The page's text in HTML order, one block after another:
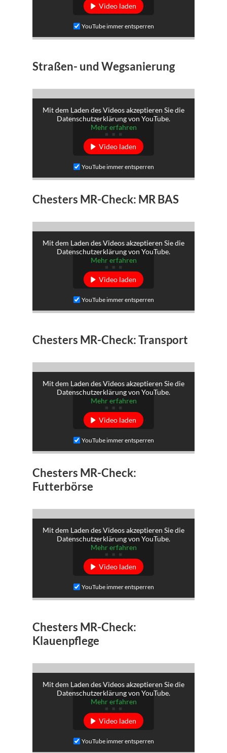
Video laden
YouTube immer entsperren
Straßen- und Wegsanierung
Mit dem Laden des Videos akzeptieren Sie die
Datenschutzerklärung von YouTube.
Mehr erfahren
Video laden
YouTube immer entsperren
Chesters MR-Check: MR BAS
Mit dem Laden des Videos akzeptieren Sie die
Datenschutzerklärung von YouTube.
Mehr erfahren
Video laden
YouTube immer entsperren
Chesters MR-Check: Transport
Mit dem Laden des Videos akzeptieren Sie die
Datenschutzerklärung von YouTube.
Mehr erfahren
Video laden
YouTube immer entsperren
Chesters MR-Check:
Futterbörse
Mit dem Laden des Videos akzeptieren Sie die
Datenschutzerklärung von YouTube.
Mehr erfahren
Video laden
YouTube immer entsperren
Chesters MR-Check:
Klauenpflege
Mit dem Laden des Videos akzeptieren Sie die
Datenschutzerklärung von YouTube.
Mehr erfahren
Video laden
YouTube immer entsperren